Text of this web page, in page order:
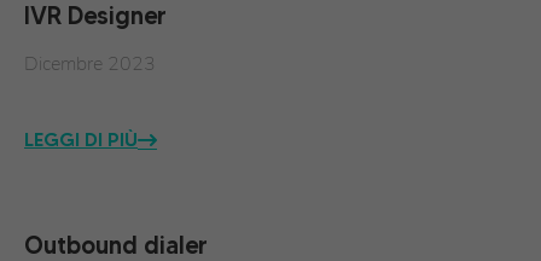
IVR Designer
Dicembre 2023
LEGGI DI PIÙ
Outbound dialer